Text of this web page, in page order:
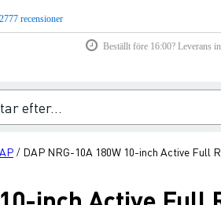
recensioner
Beställt före 16:00? Leverans
/ DAP NRG-10A 180W 10-inch Active Full